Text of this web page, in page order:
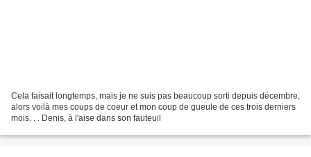
Cela faisait longtemps, mais je ne suis pas beaucoup sorti depuis décembre,
alors voilà mes coups de coeur et mon coup de gueule de ces trois derniers
mois. . . Denis, à l'aise dans son fauteuil